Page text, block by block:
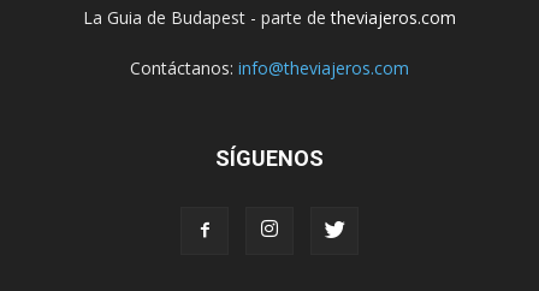
La Guia de Budapest - parte detheviajeros.com
Contáctanos: info@theviajeros.com
SÍGUENOS